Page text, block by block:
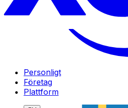
Personligt
Företag
Plattform